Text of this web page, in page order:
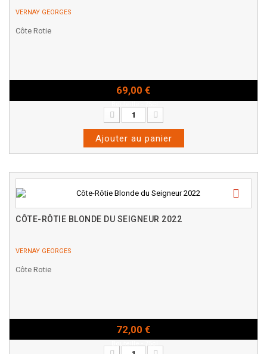
VERNAY GEORGES
Côte Rotie
69,00 €
Ajouter au panier
CÔTE-RÔTIE BLONDE DU SEIGNEUR 2022
VERNAY GEORGES
Côte Rotie
72,00 €